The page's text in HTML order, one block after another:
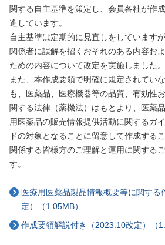
関する自主基準を策定し、会員各社が作
進しています。
自主基準は定期的に見直しをしています
関係者に誤解を招くおそれのある内容お
ための内容について改定を実施しました。
また、本作成要領で明確に規定されてい
も、医薬品、医療機器等の品質、有効性
関する法律（薬機法）はもとより、医薬
用医薬品の販売情報提供活動に関するガ
ドの対象となることに留意して作成する
関係する皆様方のご理解と運用に関する
す。
医療用医薬品製品情報概要等に関する
定）（1.05MB）
作成要領解説付き（2023.10改定）（